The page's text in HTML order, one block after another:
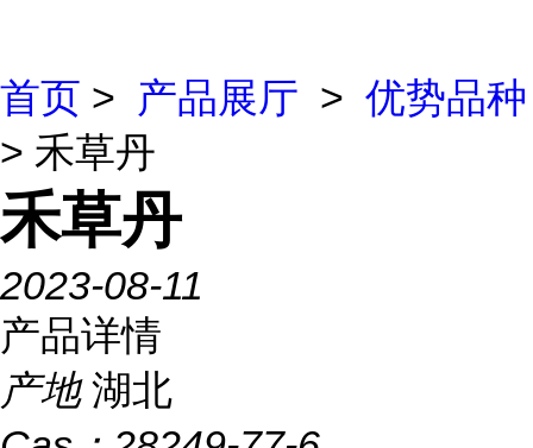
首页 > 产品展厅 > 优势品种
> 禾草丹
禾草丹
2023-08-11
产品详情
产地 湖北